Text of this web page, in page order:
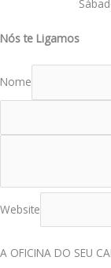
Sábado
Nós te Ligamos
Nome
Website
A OFICINA DO SEU